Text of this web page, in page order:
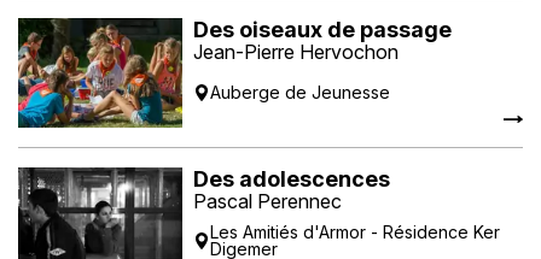
Des oiseaux de passage
Jean-Pierre Hervochon
Auberge de Jeunesse
Des adolescences
Pascal Perennec
Les Amitiés d'Armor - Résidence Ker
Digemer